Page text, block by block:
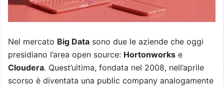
Nel mercato Big Data sono due le aziende che oggi
presidiano l’area open source: Hortonworks e
Cloudera. Quest’ultima, fondata nel 2008, nell’aprile
scorso è diventata una public company analogamente